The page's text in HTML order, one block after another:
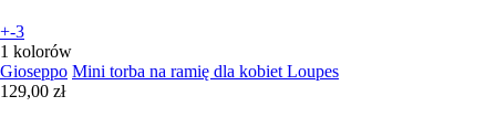
+-3
1 kolorów
Gioseppo Mini torba na ramię dla kobiet Loupes
129,00 zł